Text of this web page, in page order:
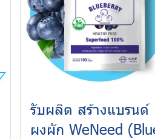
รับผลิต สร้างแบรนด์
ผงผัก WeNeed